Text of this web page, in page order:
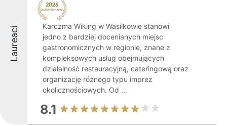
Laureaci
Karczma Wiking w Wasilkowie stanowi
jedno z bardziej docenianych miejsc
gastronomicznych w regionie, znane z
kompleksowych usług obejmujących
działalność restauracyjną, cateringową oraz
organizację różnego typu imprez
okolicznościowych. Od ...
8.1